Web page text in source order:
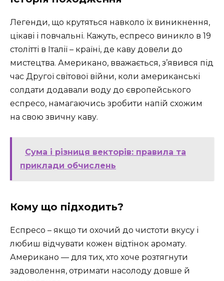
Легенди, що крутяться навколо їх виникнення,
цікаві і повчальні. Кажуть, еспресо виникло в 19
столітті в Італії – країні, де каву довели до
мистецтва. Американо, вважається, з’явився під
час Другої світової війни, коли американські
солдати додавали воду до європейського
еспресо, намагаючись зробити напій схожим
на свою звичну каву.
Сума і різниця векторів: правила та
приклади обчислень
Кому що підходить?
Еспресо – якщо ти охочий до чистоти вкусу і
любиш відчувати кожен відтінок аромату.
Американо — для тих, хто хоче розтягнути
задоволення, отримати насолоду довше й